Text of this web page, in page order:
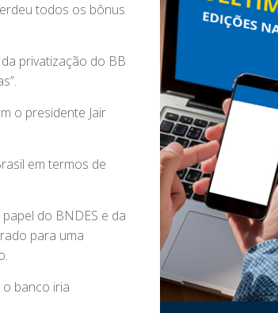
todos os bônus
privatização do BB
o presidente Jair
em termos de
do BNDES e da
para uma
banco iria